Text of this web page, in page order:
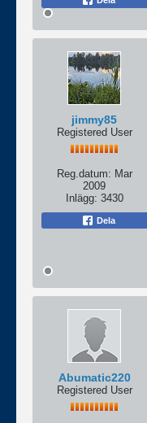
jimmy85
Registered User
Reg.datum: Mar
2009
Inlägg: 3430
Dela
Abumatic220
Registered User